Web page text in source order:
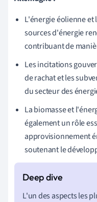
L'énergie éolienne
sources d'énergie
contribuant de
Les incitations
de rachat et les
du secteur des
La biomasse et
également un rôle
approvisionnement
soutenant le
L'un des aspects les